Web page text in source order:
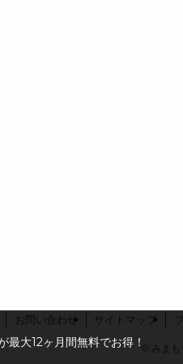
お問い合わせ サイトマップ
みまも
最大12ヶ月間無料でお得！